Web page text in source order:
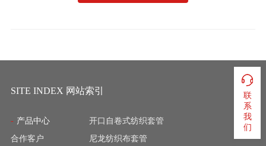
SITE INDEX 网站索引
产品中心
合作客户
开口自卷式纺织套管
尼龙纺织布套管
联
系
我
们